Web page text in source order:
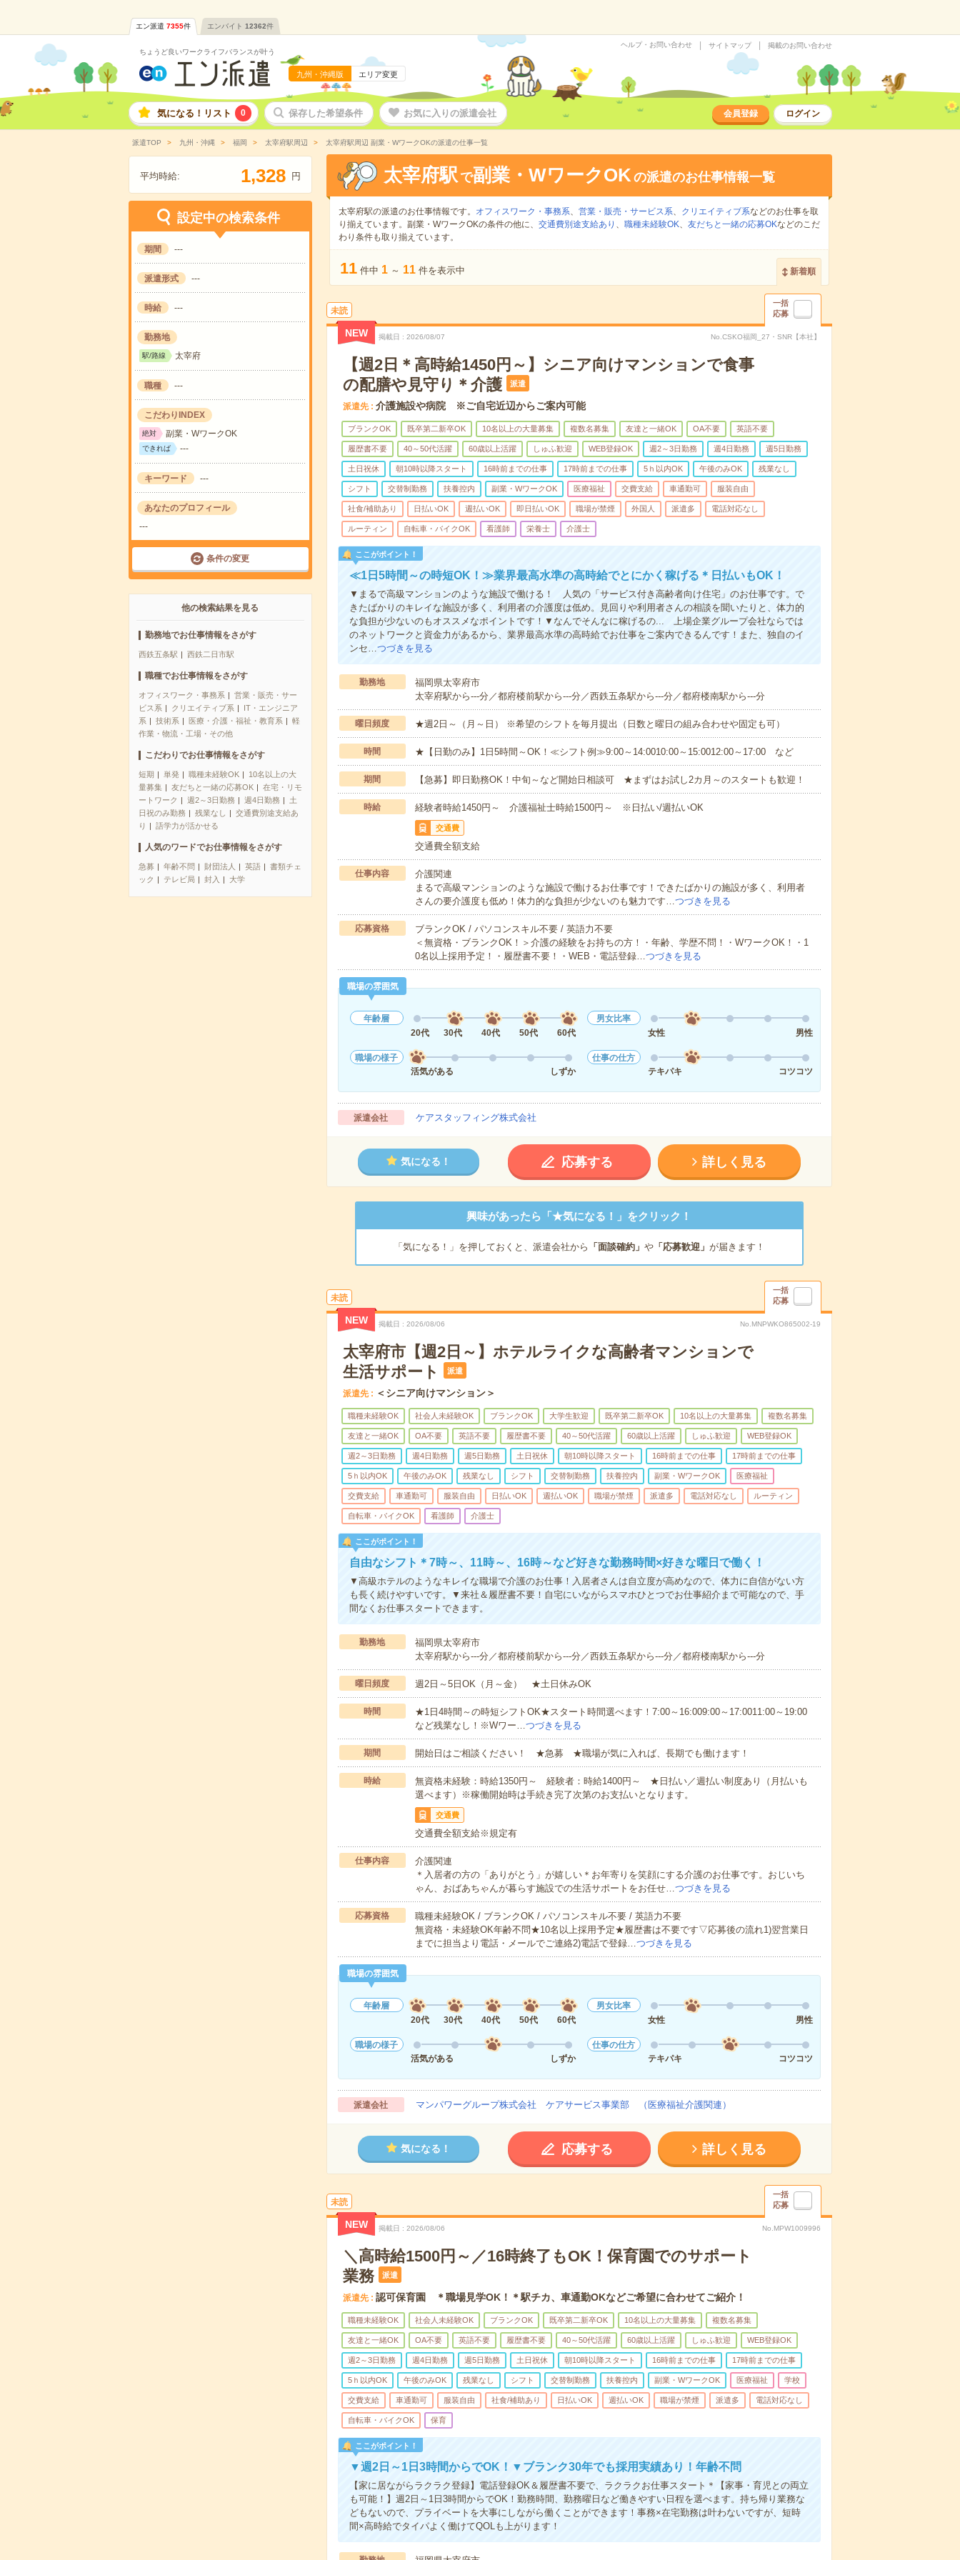
エン派遣 7355件 エンバイト 12362件
ちょうど良いワークライフバランスが叶う
九州・沖縄版 エリア変更
ヘルプ・お問い合わせ サイトマップ 掲載のお問い合わせ
気になる！リスト 0 保存した希望条件 お気に入りの派遣会社 会員登録 ログイン
派遣TOP 九州・沖縄 福岡 太宰府駅周辺 太宰府駅周辺 副業・WワークOKの派遣の仕事一覧
平均時給: 1,328 円
設定中の検索条件
期間 ---
派遣形式 ---
時給 ---
勤務地
駅/路線 太宰府
職種 ---
こだわりINDEX
絶対 副業・WワークOK
できれば ---
キーワード ---
あなたのプロフィール
---
条件の変更
他の検索結果を見る
勤務地でお仕事情報をさがす
西鉄五条駅 西鉄二日市駅
職種でお仕事情報をさがす
オフィスワーク・事務系
営業・販売・サー
ビス系
クリエイティブ系
IT・エンジニア
系
技術系 医療・介護・福祉・教育系
軽
作業・物流・工場・その他
こだわりでお仕事情報をさがす
短期 単発 職種未経験OK
10名以上の大
量募集
友だちと一緒の応募OK
在宅・リモ
ートワーク
週2～3日勤務 週4日勤務
土
日祝のみ勤務
残業なし
交通費別途支給あ
り
語学力が活かせる
人気のワードでお仕事情報をさがす
急募 年齢不問 財団法人 英語
書類チェ
ック
テレビ局 封入 大学
太宰府駅 で副業・WワークOKの派遣のお仕事情報一覧
太宰府駅の派遣のお仕事情報です。 オフィスワーク・事務系、 営業・販売・サービス系、 クリエイティブ系などのお仕事を取
り揃えています。副業・WワークOKの条件の他に、 交通費別途支給あり 、 職種未経験OK、 友だちと一緒の応募OKなどのこだ
わり条件も取り揃えています。
11 件中 1 ～ 11 件を表示中 新着順
未読
一括
応募
NEW 掲載日 2026/08/07 No.CSKO福岡_27・SNR【本社】
【週2日＊高時給1450円～】シニア向けマンションで食事
の配膳や見守り＊介護
派遣
派遣先 介護施設や病院 ※ご自宅近辺からご案内可能
ブランクOK 既卒第二新卒OK 10名以上の大量募集 複数名募集 友達と一緒OK OA不要 英語不要
履歴書不要 40～50代活躍 60歳以上活躍 しゅふ歓迎 WEB登録OK 週2～3日勤務 週4日勤務 週5日勤務
土日祝休 朝10時以降スタート 16時前までの仕事 17時前までの仕事 5ｈ以内OK 午後のみOK 残業なし
シフト 交替制勤務 扶養控内 副業・WワークOK 医療福祉 交費支給 車通勤可 服装自由
社食/補助あり 日払いOK 週払いOK 即日払いOK 職場が禁煙 外国人 派遣多 電話対応なし
ルーティン 自転車・バイクOK 看護師 栄養士 介護士
ここがポイント！
≪1日5時間～の時短OK！≫業界最高水準の高時給でとにかく稼げる＊日払いもOK！
▼まるで高級マンションのような施設で働ける！ 人気の「サービス付き高齢者向け住宅」のお仕事です。で
きたばかりのキレイな施設が多く、利用者の介護度は低め。見回りや利用者さんの相談を聞いたりと、体力的
な負担が少ないのもオススメなポイントです！▼なんでそんなに稼げるの... 上場企業グループ会社ならでは
のネットワークと資金力があるから、業界最高水準の高時給でお仕事をご案内できるんです！また、独自のイ
ンセ…つづきを見る
勤務地
福岡県太宰府市
太宰府駅から---分／都府楼前駅から---分／西鉄五条駅から---分／都府楼南駅から---分
曜日頻度 ★週2日～（月～日） ※希望のシフトを毎月提出（日数と曜日の組み合わせや固定も可）
時間 ★【日勤のみ】1日5時間～OK！≪シフト例≫9:00～14:0010:00～15:0012:00～17:00 など
期間 【急募】即日勤務OK！中旬～など開始日相談可 ★まずはお試し2カ月～のスタートも歓迎！
時給 経験者時給1450円～ 介護福祉士時給1500円～ ※日払い/週払いOK
交通費
交通費全額支給
仕事内容
介護関連
まるで高級マンションのような施設で働けるお仕事です！できたばかりの施設が多く、利用者
さんの要介護度も低め！体力的な負担が少ないのも魅力です…つづきを見る
応募資格
ブランクOK / パソコンスキル不要 / 英語力不要
＜無資格・ブランクOK！＞介護の経験をお持ちの方！・年齢、学歴不問！・WワークOK！・1
0名以上採用予定！・履歴書不要！・WEB・電話登録…つづきを見る
職場の雰囲気
年齢層
20代
30代 40代 50代 60代
男女比率
女性
男性
職場の様子
活気がある
しずか
仕事の仕方
テキパキ
コツコツ
派遣会社 ケアスタッフィング株式会社
気になる！ 応募する 詳しく見る
興味があったら「★気になる！」をクリック！
「気になる！」を押しておくと、派遣会社から 「面談確約」 や「応募歓迎」 が届きます！
未読
一括
応募
NEW 掲載日 2026/08/06 No.MNPWKO865002-19
太宰府市【週2日～】ホテルライクな高齢者マンションで
生活サポート
派遣
派遣先 ＜シニア向けマンション＞
職種未経験OK 社会人未経験OK ブランクOK 大学生歓迎 既卒第二新卒OK 10名以上の大量募集 複数名募集
友達と一緒OK OA不要 英語不要 履歴書不要 40～50代活躍 60歳以上活躍 しゅふ歓迎 WEB登録OK
週2～3日勤務 週4日勤務 週5日勤務 土日祝休 朝10時以降スタート 16時前までの仕事 17時前までの仕事
5ｈ以内OK 午後のみOK 残業なし シフト 交替制勤務 扶養控内 副業・WワークOK 医療福祉
交費支給 車通勤可 服装自由 日払いOK 週払いOK 職場が禁煙 派遣多 電話対応なし ルーティン
自転車・バイクOK 看護師 介護士
ここがポイント！
自由なシフト＊7時～、11時～、16時～など好きな勤務時間×好きな曜日で働く！
▼高級ホテルのようなキレイな職場で介護のお仕事！入居者さんは自立度が高めなので、体力に自信がない方
も長く続けやすいです。▼来社＆履歴書不要！自宅にいながらスマホひとつでお仕事紹介まで可能なので、手
間なくお仕事スタートできます。
勤務地
福岡県太宰府市
太宰府駅から---分／都府楼前駅から---分／西鉄五条駅から---分／都府楼南駅から---分
曜日頻度 週2日～5日OK（月～金） ★土日休みOK
時間
★1日4時間～の時短シフトOK★スタート時間選べます！7:00～16:009:00～17:0011:00～19:00
など残業なし！※Wワー…つづきを見る
期間 開始日はご相談ください！ ★急募 ★職場が気に入れば、長期でも働けます！
時給
無資格未経験：時給1350円～ 経験者：時給1400円～ ★日払い／週払い制度あり（月払いも
選べます）※稼働開始時は手続き完了次第のお支払いとなります。
交通費
交通費全額支給※規定有
仕事内容
介護関連
＊入居者の方の「ありがとう」が嬉しい＊お年寄りを笑顔にする介護のお仕事です。おじいち
ゃん、おばあちゃんが暮らす施設での生活サポートをお任せ…つづきを見る
応募資格
職種未経験OK / ブランクOK / パソコンスキル不要 / 英語力不要
無資格・未経験OK年齢不問★10名以上採用予定★履歴書は不要です▽応募後の流れ1)翌営業日
までに担当より電話・メールでご連絡2)電話で登録…つづきを見る
職場の雰囲気
年齢層
20代
30代 40代 50代 60代
男女比率
女性
男性
職場の様子
活気がある
しずか
仕事の仕方
テキパキ
コツコツ
派遣会社 マンパワーグループ株式会社 ケアサービス事業部 （医療福祉介護関連）
気になる！ 応募する 詳しく見る
未読
一括
応募
NEW 掲載日 2026/08/06 No.MPW1009996
＼高時給1500円～／16時終了もOK！保育園でのサポート
業務
派遣
派遣先 認可保育園 ＊職場見学OK！＊駅チカ、車通勤OKなどご希望に合わせてご紹介！
職種未経験OK 社会人未経験OK ブランクOK 既卒第二新卒OK 10名以上の大量募集 複数名募集
友達と一緒OK OA不要 英語不要 履歴書不要 40～50代活躍 60歳以上活躍 しゅふ歓迎 WEB登録OK
週2～3日勤務 週4日勤務 週5日勤務 土日祝休 朝10時以降スタート 16時前までの仕事 17時前までの仕事
5ｈ以内OK 午後のみOK 残業なし シフト 交替制勤務 扶養控内 副業・WワークOK 医療福祉 学校
交費支給 車通勤可 服装自由 社食/補助あり 日払いOK 週払いOK 職場が禁煙 派遣多 電話対応なし
自転車・バイクOK 保育
ここがポイント！
▼週2日～1日3時間からでOK！▼ブランク30年でも採用実績あり！年齢不問
【家に居ながらラクラク登録】電話登録OK＆履歴書不要で、ラクラクお仕事スタート＊【家事・育児との両立
も可能！】週2日～1日3時間からでOK！勤務時間、勤務曜日など働きやすい日程を選べます。持ち帰り業務な
どもないので、プライベートを大事にしながら働くことができます！事務×在宅勤務は叶わないですが、短時
間×高時給でタイパよく働けてQOLも上がります！